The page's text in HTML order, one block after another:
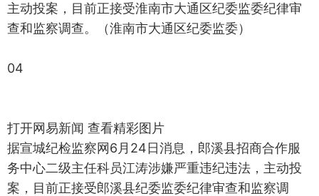
主动投案，目前正接受淮南市大通区纪委监委纪律审
查和监察调查。（淮南市大通区纪委监委）
04
打开网易新闻 查看精彩图片
据宣城纪检监察网6月24日消息，郎溪县招商合作服
务中心二级主任科员江涛涉嫌严重违纪违法，主动投
案，目前正接受郎溪县纪委监委纪律审查和监察调